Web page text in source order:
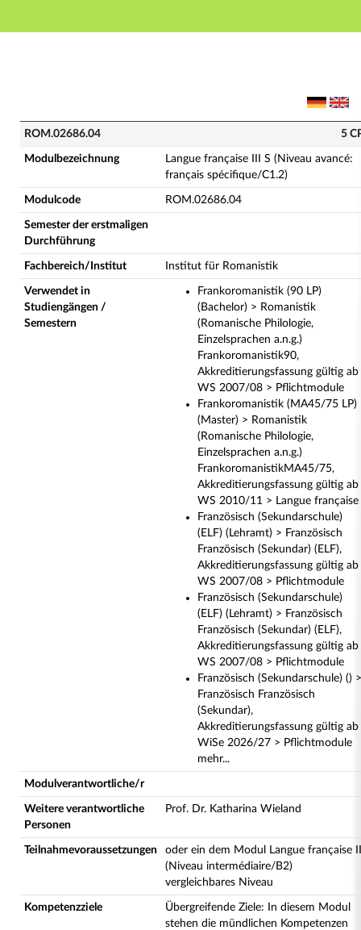
Hauptnavigation
ROM.02686.04 - Langue française III S (Niveau
ROM.02686.04 5
Modulbezeichnung
Langue française III S (Niveau avancé:
français spécifique/C1.2)
Modulcode ROM.02686.04
Semester der erstmaligen
Durchführung
Fachbereich/Institut Institut für Romanistik
Verwendet in
Studiengängen /
Semestern
Frankoromanistik (90 LP)
(Bachelor) > Romanistik
(Romanische Philologie,
Einzelsprachen a.n.g.)
Frankoromanistik90,
Akkreditierungsfassung gültig ab
WS 2007/08 > Pflichtmodule
Frankoromanistik (MA45/75 LP)
(Master) > Romanistik
(Romanische Philologie,
Einzelsprachen a.n.g.)
FrankoromanistikMA45/75,
Akkreditierungsfassung gültig ab
WS 2010/11 > Langue française
Französisch (Sekundarschule)
(ELF) (Lehramt) > Französisch
Französisch (Sekundar) (ELF),
Akkreditierungsfassung gültig ab
WS 2007/08 > Pflichtmodule
Französisch (Sekundarschule)
(ELF) (Lehramt) > Französisch
Französisch (Sekundar) (ELF),
Akkreditierungsfassung gültig ab
WS 2007/08 > Pflichtmodule
Französisch (Sekundarschule) () >
Französisch Französisch
(Sekundar),
Akkreditierungsfassung gültig ab
WiSe 2026/27 > Pflichtmodule
mehr...
Modulverantwortliche/r
Weitere verantwortliche
Personen
Prof. Dr. Katharina Wieland
Teilnahmevoraussetzungen
oder ein dem Modul Langue française II
(Niveau intermédiaire/B2)
vergleichbares Niveau
Kompetenzziele
Übergreifende Ziele: In diesem Modul
stehen die mündlichen Kompetenzen